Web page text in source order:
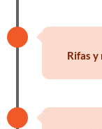
Rifas